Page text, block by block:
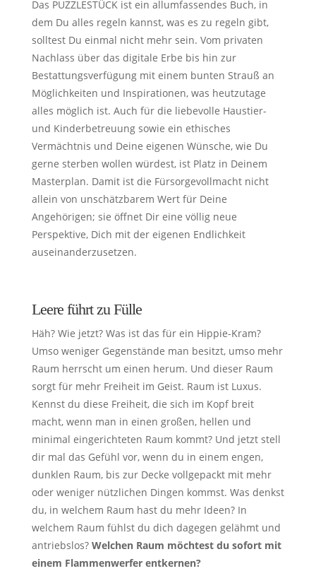
Das PUZZLESTÜCK ist ein allumfassendes Buch, in
dem Du alles regeln kannst, was es zu regeln gibt,
solltest Du einmal nicht mehr sein. Vom privaten
Nachlass über das digitale Erbe bis hin zur
Bestattungsverfügung mit einem bunten Strauß an
Möglichkeiten und Inspirationen, was heutzutage
alles möglich ist. Auch für die liebevolle Haustier-
und Kinderbetreuung sowie ein ethisches
Vermächtnis und Deine eigenen Wünsche, wie Du
gerne sterben wollen würdest, ist Platz in Deinem
Masterplan. Damit ist die Fürsorgevollmacht nicht
allein von unschätzbarem Wert für Deine
Angehörigen; sie öffnet Dir eine völlig neue
Perspektive, Dich mit der eigenen Endlichkeit
auseinanderzusetzen.
Leere führt zu Fülle
Häh? Wie jetzt? Was ist das für ein Hippie-Kram?
Umso weniger Gegenstände man besitzt, umso mehr
Raum herrscht um einen herum. Und dieser Raum
sorgt für mehr Freiheit im Geist. Raum ist Luxus.
Kennst du diese Freiheit, die sich im Kopf breit
macht, wenn man in einen großen, hellen und
minimal eingerichteten Raum kommt? Und jetzt stell
dir mal das Gefühl vor, wenn du in einem engen,
dunklen Raum, bis zur Decke vollgepackt mit mehr
oder weniger nützlichen Dingen kommst. Was denkst
du, in welchem Raum hast du mehr Ideen? In
welchem Raum fühlst du dich dagegen gelähmt und
antriebslos? Welchen Raum möchtest du sofort mit
einem Flammenwerfer entkernen?